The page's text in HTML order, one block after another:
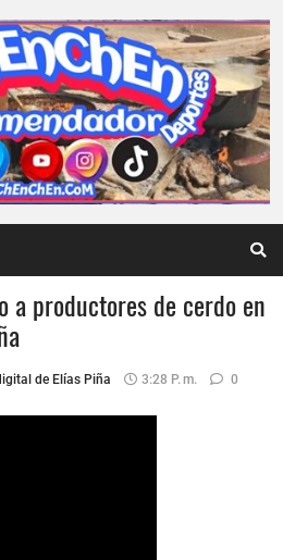
a productores de cerdo en
de Elías Piña 3:28 P. M. 0